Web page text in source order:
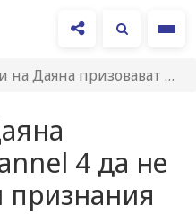
призовават Channel 4 да не излъчва лични…
4 да не
признания